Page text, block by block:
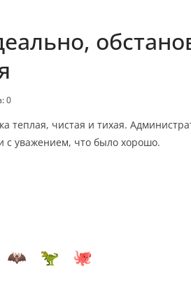
0
теплая, чистая и тихая.
с уважением, что было хорошо.